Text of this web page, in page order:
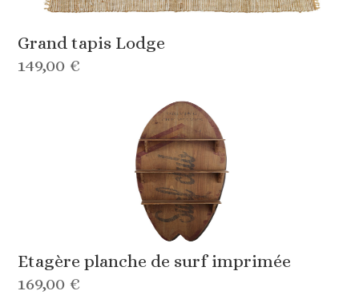
Grand tapis Lodge
149,00 €
Etagère planche de surf imprimée
169,00 €